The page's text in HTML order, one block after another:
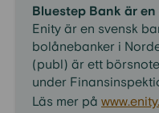
Bluestep Bank är
Enity är en svensk
bolånebanker i
(publ) är ett
under
Läs mer på